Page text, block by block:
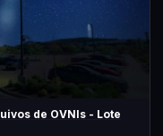
de OVNIs - Lote